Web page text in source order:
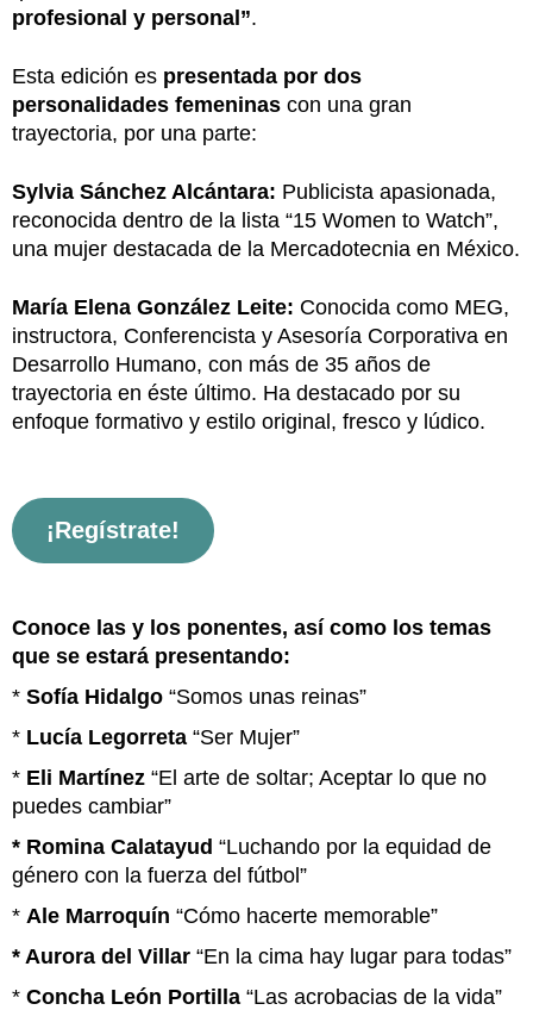
profesional y personal”.
Esta edición es presentada por dos
personalidades femeninas con una gran
trayectoria, por una parte:
Sylvia Sánchez Alcántara: Publicista apasionada,
reconocida dentro de la lista “15 Women to Watch”,
una mujer destacada de la Mercadotecnia en México.
María Elena González Leite: Conocida como MEG,
instructora, Conferencista y Asesoría Corporativa en
Desarrollo Humano, con más de 35 años de
trayectoria en éste último. Ha destacado por su
enfoque formativo y estilo original, fresco y lúdico.
¡Regístrate!
Conoce las y los ponentes, así como los temas
que se estará presentando:
* Sofía Hidalgo “Somos unas reinas”
* Lucía Legorreta “Ser Mujer”
* Eli Martínez “El arte de soltar; Aceptar lo que no
puedes cambiar”
* Romina Calatayud “Luchando por la equidad de
género con la fuerza del fútbol”
* Ale Marroquín “Cómo hacerte memorable”
* Aurora del Villar “En la cima hay lugar para todas”
* Concha León Portilla “Las acrobacias de la vida”